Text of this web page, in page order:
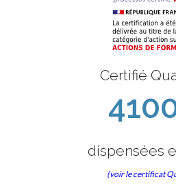
Certifié
dispensées
(voir le certificat